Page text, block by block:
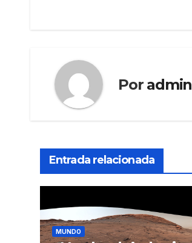
Por admin
Entrada relacionada
MUNDO